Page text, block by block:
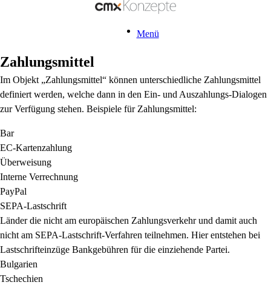
Menü
Zahlungsmittel
Im Objekt „Zahlungsmittel“ können unterschiedliche Zahlungsmittel
definiert werden, welche dann in den Ein- und Auszahlungs-Dialogen
zur Verfügung stehen. Beispiele für Zahlungsmittel:
Bar
EC-Kartenzahlung
Überweisung
Interne Verrechnung
PayPal
SEPA-Lastschrift
Länder die nicht am europäischen Zahlungsverkehr und damit auch
nicht am SEPA-Lastschrift-Verfahren teilnehmen. Hier entstehen bei
Lastschrifteinzüge Bankgebühren für die einziehende Partei.
Bulgarien
Tschechien